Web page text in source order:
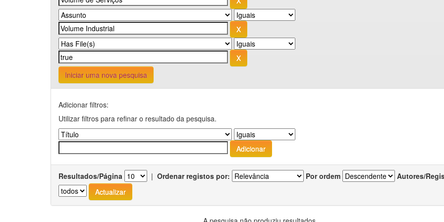
Iniciar uma nova pesquisa
Adicionar filtros:
Utilizar filtros para refinar o resultado da pesquisa.
Resultados/Página | Ordenar registos por: Por ordem Autores/